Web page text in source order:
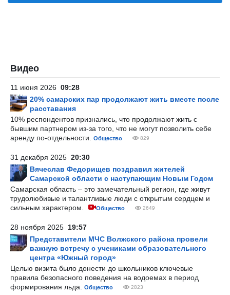
Видео
11 июня 2026 09:28
20% самарских пар продолжают жить вместе после
расставания
10% респондентов признались, что продолжают жить с
бывшим партнером из-за того, что не могут позволить себе
аренду по-отдельности.
Общество 829
31 декабря 2025 20:30
Вячеслав Федорищев поздравил жителей
Самарской области с наступающим Новым Годом
Самарская область – это замечательный регион, где живут
трудолюбивые и талантливые люди с открытым сердцем и
сильным характером.
Общество 2649
28 ноября 2025 19:57
Представители МЧС Волжского района провели
важную встречу с учениками образовательного
центра «Южный город»
Целью визита было донести до школьников ключевые
правила безопасного поведения на водоемах в период
формирования льда.
Общество 2823